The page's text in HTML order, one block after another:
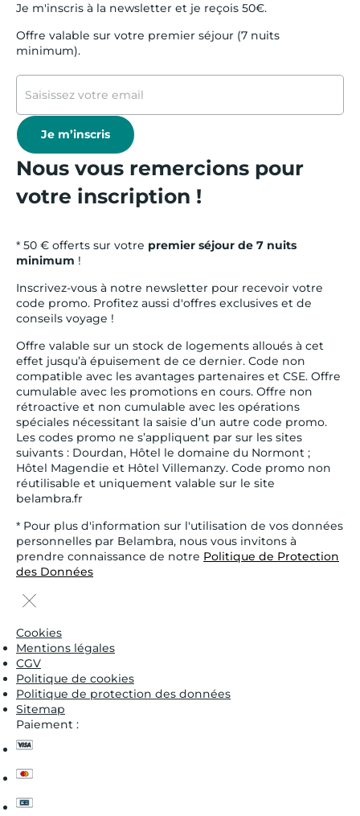
Je m'inscris à la newsletter et je reçois 50€.
Offre valable sur votre premier séjour (7 nuits
minimum).
Je m’inscris
Nous vous remercions pour
votre inscription !
* 50 € offerts sur votre premier séjour de 7 nuits
minimum !
Inscrivez-vous à notre newsletter pour recevoir votre
code promo. Profitez aussi d'offres exclusives et de
conseils voyage !
Offre valable sur un stock de logements alloués à cet
effet jusqu’à épuisement de ce dernier. Code non
compatible avec les avantages partenaires et CSE. Offre
cumulable avec les promotions en cours. Offre non
rétroactive et non cumulable avec les opérations
spéciales nécessitant la saisie d’un autre code promo.
Les codes promo ne s’appliquent par sur les sites
suivants : Dourdan, Hôtel le domaine du Normont ;
Hôtel Magendie et Hôtel Villemanzy. Code promo non
réutilisable et uniquement valable sur le site
belambra.fr
* Pour plus d'information sur l'utilisation de vos données
personnelles par Belambra, nous vous invitons à
prendre connaissance de notre Politique de Protection
des Données
Cookies
Mentions légales
CGV
Politique de cookies
Politique de protection des données
Sitemap
Paiement :
visa
master
cb